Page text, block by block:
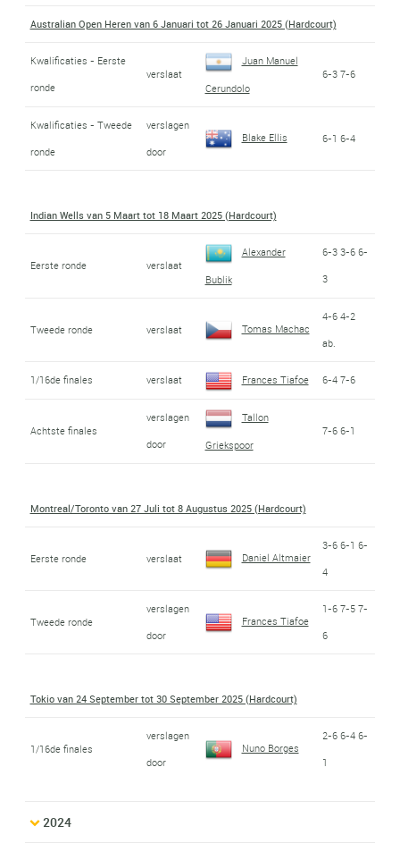
Australian Open Heren van 6 Januari tot 26 Januari 2025 (Hardcourt)
Kwalificaties - Eerste
ronde
verslaat
Juan Manuel
Cerundolo
6-3 7-6
Kwalificaties - Tweede
ronde
verslagen
door
Blake Ellis 6-1 6-4
Indian Wells van 5 Maart tot 18 Maart 2025 (Hardcourt)
Eerste ronde verslaat
Alexander
Bublik
6-3 3-6 6-
3
Tweede ronde verslaat Tomas Machac
4-6 4-2
ab.
1/16de finales verslaat Frances Tiafoe 6-4 7-6
Achtste finales
verslagen
door
Tallon
Griekspoor
7-6 6-1
Montreal/Toronto van 27 Juli tot 8 Augustus 2025 (Hardcourt)
Eerste ronde verslaat Daniel Altmaier
3-6 6-1 6-
4
Tweede ronde
verslagen
door
Frances Tiafoe
1-6 7-5 7-
6
Tokio van 24 September tot 30 September 2025 (Hardcourt)
1/16de finales
verslagen
door
Nuno Borges
2-6 6-4 6-
1
2024